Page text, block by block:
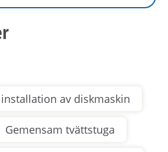
av diskmaskin
Gemensam tvättstuga